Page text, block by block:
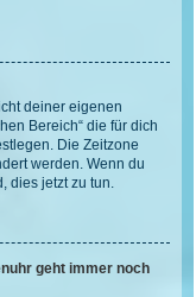
deiner eigenen
Bereich“ die für dich
Die Zeitzone
werden. Wenn du
dies jetzt zu tun.
geht immer noch